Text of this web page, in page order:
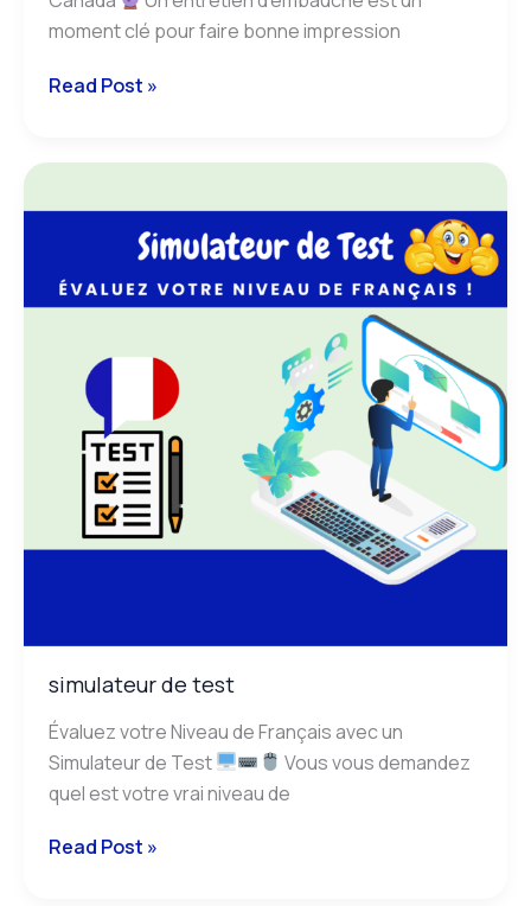
moment clé pour faire bonne impression
Read Post »
simulateur de test
Évaluez votre Niveau de Français avec un
Simulateur de Test
Vous vous demandez
quel est votre vrai niveau de
de
Read Post »